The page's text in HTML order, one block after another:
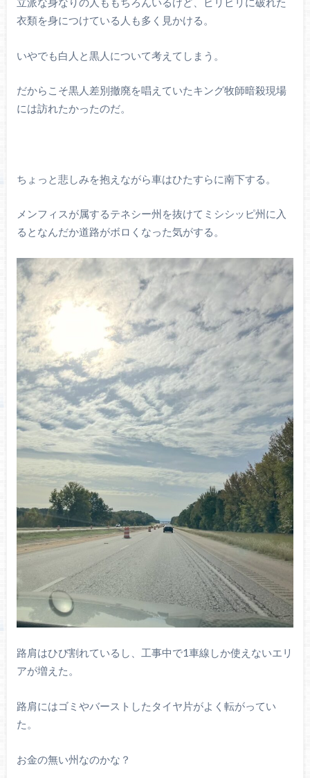
衣類を身につけている人も多く見かける。
いやでも白人と黒人について考えてしまう。
だからこそ黒人差別撤廃を唱えていたキング牧師暗殺現場
には訪れたかったのだ。
ちょっと悲しみを抱えながら車はひたすらに南下する。
メンフィスが属するテネシー州を抜けてミシシッピ州に入
るとなんだか道路がボロくなった気がする。
路肩はひび割れているし、工事中で1車線しか使えないエリ
アが増えた。
路肩にはゴミやバーストしたタイヤ片がよく転がってい
た。
お金の無い州なのかな？